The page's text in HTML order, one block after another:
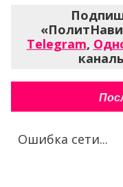
Telegram,
Ошибка сети...